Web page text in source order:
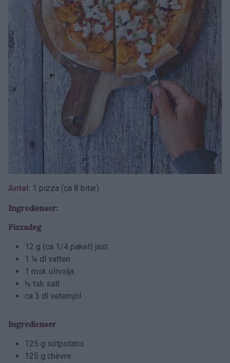
Antal: 1 pizza (ca 8 bitar)
Ingredienser:
Pizzadeg
12 g (ca 1/4 paket) jäst
1 ¼ dl vatten
1 msk olivolja
½ tsk salt
ca 3 dl vetemjöl
Ingredienser
125 g sötpotatis
125 g chèvre